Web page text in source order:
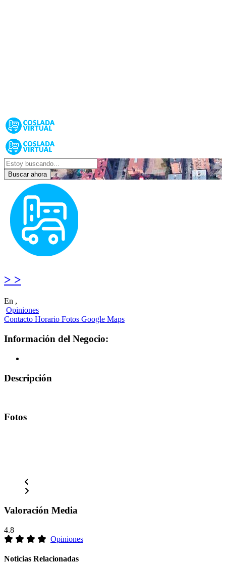
Buscar ahora
> >
En ,
Opiniones
Contacto Horario Fotos Google Maps
Información del Negocio:
Descripción
Fotos
Valoración Media
4.8
Opiniones
Noticias Relacionadas